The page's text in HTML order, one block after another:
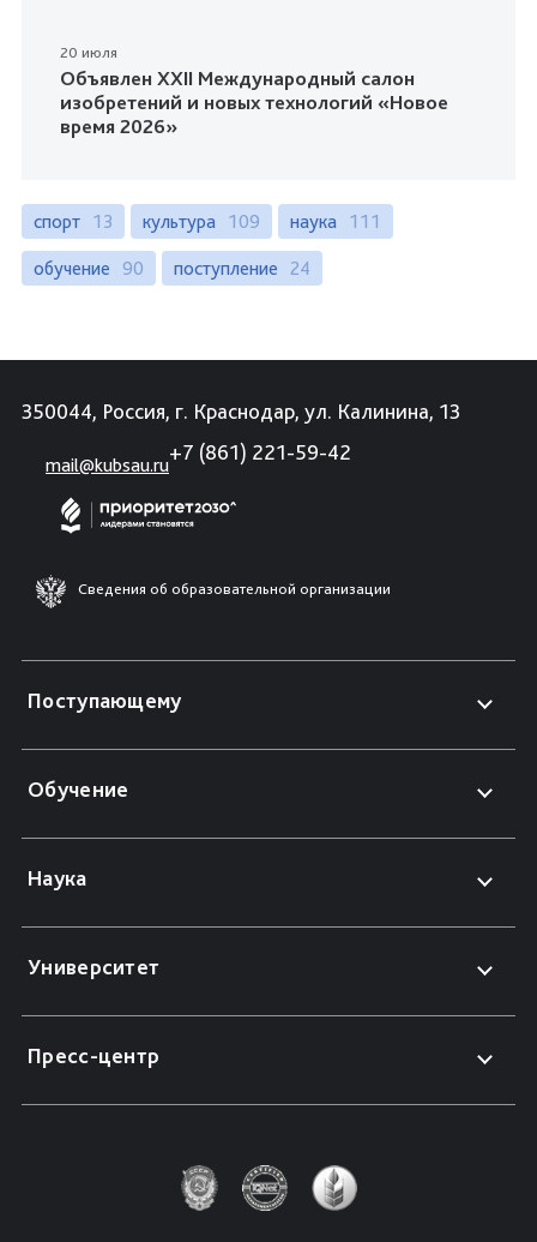
20 июля
Объявлен XXII Международный салон
изобретений и новых технологий «Новое
время 2026»
спорт 13 культура 109 наука 111
обучение 90 поступление 24
350044, Россия, г. Краснодар, ул. Калинина, 13
mail@kubsau.ru
+7 (861) 221-59-42
Сведения об образовательной организации
Поступающему
Обучение
Наука
Университет
Пресс-центр